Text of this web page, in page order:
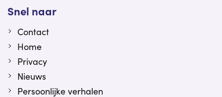
Snel naar
Contact
Home
Privacy
Nieuws
Persoonlijke verhalen